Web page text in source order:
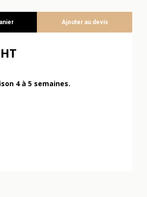
Ajouter au devis
4 à 5 semaines.
849